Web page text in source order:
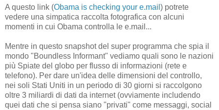
A questo link (Obama is checking your e.mail ) potrete
vedere una simpatica raccolta fotografica con alcuni
momenti in cui Obama controlla le e.mail...
Mentre in questo snapshot del super programma che spia il
mondo "Boundless Informant" vediamo quali sono le nazioni
più Spiate del globo per flusso di informazioni (rete e
telefono). Per dare un'idea delle dimensioni del controllo,
nei soli Stati Uniti in un periodo di 30 giorni si raccolgono
oltre 3 miliardi di dati da internet (ovviamente includendo
quei dati che si pensa siano "privati" come messaggi, social